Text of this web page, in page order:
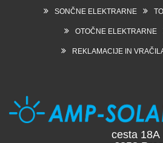
SONČNE ELEKTRARNE
OTOČNE ELEKTRARNE
REKLAMACIJE IN
cesta 18A